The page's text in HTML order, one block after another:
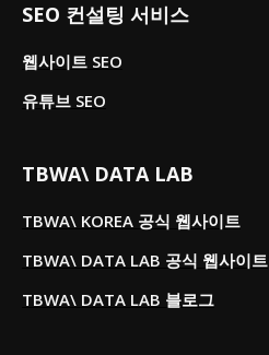
SEO 컨설팅 서비스
웹사이트 SEO
유튜브 SEO
TBWA\ DATA LAB
TBWA\ KOREA 공식 웹사이트
TBWA\ DATA LAB 공식 웹사이트
TBWA\ DATA LAB 블로그